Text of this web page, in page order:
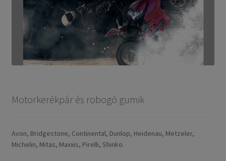
Motorkerékpár és robogó gumik
Avon, Bridgestone, Continental, Dunlop, Heidenau, Metzeler,
Michelin, Mitas, Maxxis, Pirelli, Shinko.